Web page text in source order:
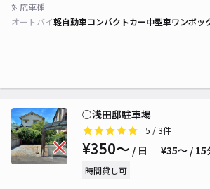
対応車種
オートバイ軽自動車コンパクトカー中型車ワンボッ
○浅田邸駐車場
5 / 3件
¥350〜 / 日 ¥35〜 / 15
時間貸し可